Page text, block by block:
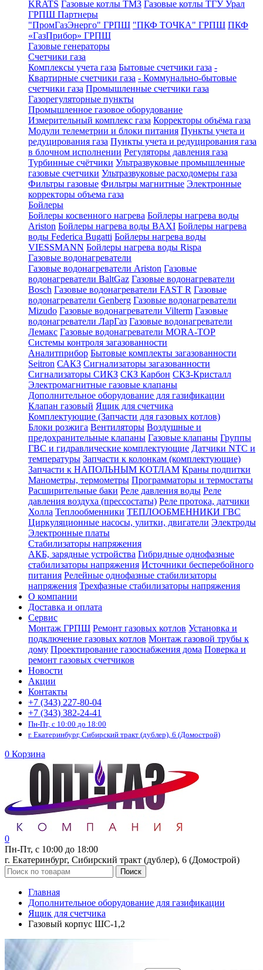
KRATS Газовые котлы ТМЗ Газовые котлы ТГУ Урал
ГРПШ Партнеры
"ПромГазЭнерго" ГРПШ "ПКФ ТОЧКА" ГРПШ ПКФ
«ГазПрибор» ГРПШ
Газовые генераторы
Счетчики газа
Комплексы учета газа Бытовые счетчики газа -
Квартирные счетчики газа - Коммунально-бытовые
счетчики газа Промышленные счетчики газа
Газорегуляторные пункты
Промышленное газовое оборудование
Измерительный комплекс газа Корректоры объёма газа
Модули телеметрии и блоки питания Пункты учета и
редуцирования газа Пункты учета и редуцирования газа
в блочном исполнении Регуляторы давления газа
Турбинные счётчики Ультразвуковые промышленные
газовые счетчики Ультразвуковые расходомеры газа
Фильтры газовые Фильтры магнитные Электронные
корректоры объема газа
Бойлеры
Бойлеры косвенного нагрева Бойлеры нагрева воды
Ariston Бойлеры нагрева воды BAXI Бойлеры нагрева
воды Federica Bugatti Бойлеры нагрева воды
VIESSMANN Бойлеры нагрева воды Rispa
Газовые водонагреватели
Газовые водонагреватели Ariston Газовые
водонагреватели BaltGaz Газовые водонагреватели
Bosch Газовые водонагреватели FAST R Газовые
водонагреватели Genberg Газовые водонагреватели
Mizudo Газовые водонагреватели Vilterm Газовые
водонагреватели ЛарГаз Газовые водонагреватели
Лемакс Газовые водонагреватели MORA-TOP
Системы контроля загазованности
Аналитприбор Бытовые комплекты загазованности
Seitron САКЗ Сигнализаторы загазованности
Сигнализаторы СИКЗ СКЗ Карбон СКЗ-Кристалл
Электромагнитные газовые клапаны
Дополнительное оборудование для газификации
Клапан газовый Ящик для счетчика
Комплектующие (Запчасти для газовых котлов)
Блоки розжига Вентиляторы Воздушные и
предохранительные клапаны Газовые клапаны Группы
ГВС и гидравлические комплектующие Датчики NTC и
температуры Запчасти к колонкам (комплектующие)
Запчасти к НАПОЛЬНЫМ КОТЛАМ Краны подпитки
Манометры, термометры Программаторы и термостаты
Расширительные баки Реле давления воды Реле
давления воздуха (прессостаты) Реле протока, датчики
Холла Теплообменники ТЕПЛООБМЕННИКИ ГВС
Циркуляционные насосы, улитки, двигатели Электроды
Электронные платы
Стабилизаторы напряжения
АКБ, зарядные устройства Гибридные однофазные
стабилизаторы напряжения Источники бесперебойного
питания Релейные однофазные стабилизаторы
напряжения Трехфазные стабилизаторы напряжения
О компании
Доставка и оплата
Сервис
Монтаж ГРПШ Ремонт газовых котлов Установка и
подключение газовых котлов Монтаж газовой трубы к
дому Проектирование газоснабжения дома Поверка и
ремонт газовых счетчиков
Новости
Акции
Контакты
+7 (343) 227-80-04
+7 (343) 382-24-41
Пн-Пт, с 10:00 до 18:00
г. Екатеринбург, Сибирский тракт (дублер), 6 (Домострой)
0 Корзина
0
Пн-Пт, с 10:00 до 18:00
г. Екатеринбург, Сибирский тракт (дублер), 6 (Домострой)
Поиск
Главная
Дополнительное оборудование для газификации
Ящик для счетчика
Газовый корпус ШС-1,2